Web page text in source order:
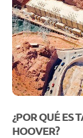
¿POR QUÉ ES
HOOVER?